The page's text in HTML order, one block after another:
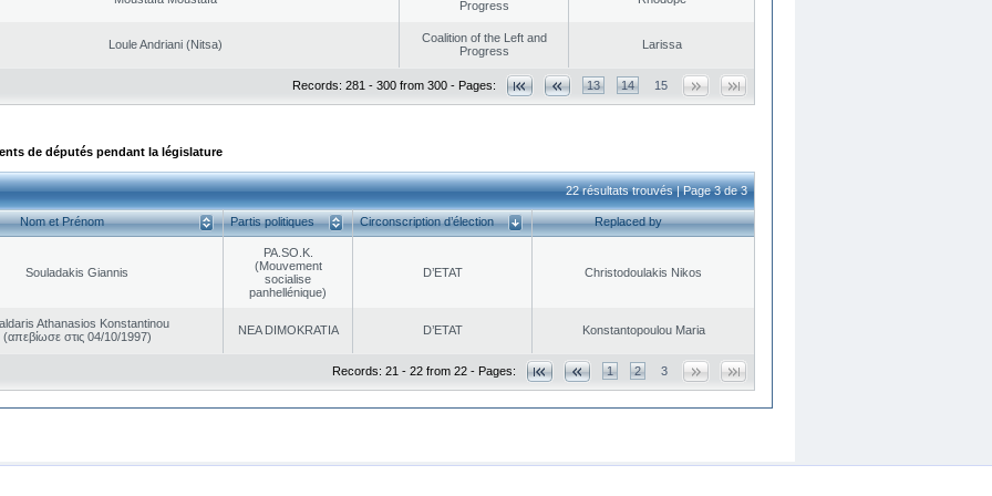
Progress
Loule Andriani (Nitsa)
Coalition of the Left and
Progress
Larissa
Records: 281 - 300 from 300 - Pages: 13 14 15
de députés pendant la législature
22 résultats trouvés | Page 3 de 3
Nom et Prénom Partis politiques Circonscription d’élection Replaced by
Souladakis Giannis
PA.SO.K.
(Mouvement
socialise
panhellénique)
D’ETAT Christodoulakis Nikos
Athanasios Konstantinou
(απεβίωσε στις 04/10/1997)
NEA DΙMOKRATIA D’ETAT Konstantopoulou Maria
Records: 21 - 22 from 22 - Pages: 1 2 3